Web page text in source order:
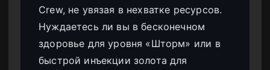
Crew, не увязая в нехватке ресурсов.
Нуждаетесь ли вы в бесконечном
здоровье для уровня «Шторм» или в
быстрой инъекции золота для